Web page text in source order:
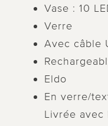
Vase : 10
Verre
Avec câble
Eldo
En verre/
Livrée avec